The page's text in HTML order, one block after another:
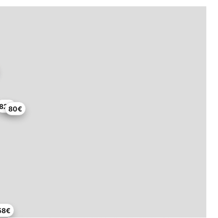
80€